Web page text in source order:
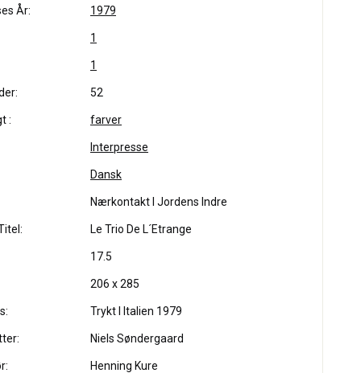
År: 1979
1
1
52
: farver
Interpresse
Dansk
Nærkontakt I Jordens Indre
Le Trio De L´Etrange
17.5
206 x 285
Trykt I Italien 1979
Niels Søndergaard
Henning Kure